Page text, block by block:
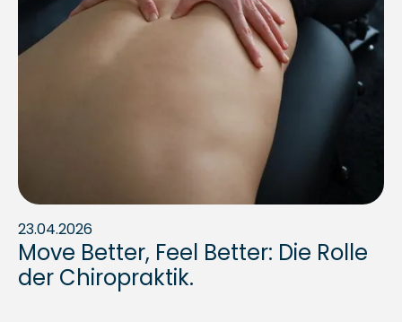
23.04.2026
Move Better, Feel Better: Die Rolle
der Chiropraktik.